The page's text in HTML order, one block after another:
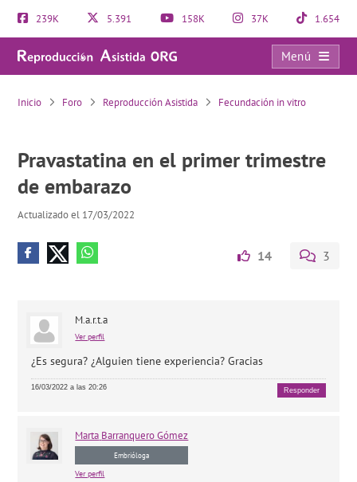
239K 5.391 158K 37K 1.654
Menú
Pravastatina en el primer trimestre de embarazo
Inicio Foro Reproducción Asistida Fecundación in vitro
Pravastatina en el primer trimestre
de embarazo
Actualizado el 17/03/2022
14 3
M.a.r.t.a
Ver perfil
¿Es segura? ¿Alguien tiene experiencia? Gracias
16/03/2022 a las 20:26 Responder
Marta Barranquero Gómez
Embrióloga
Ver perfil